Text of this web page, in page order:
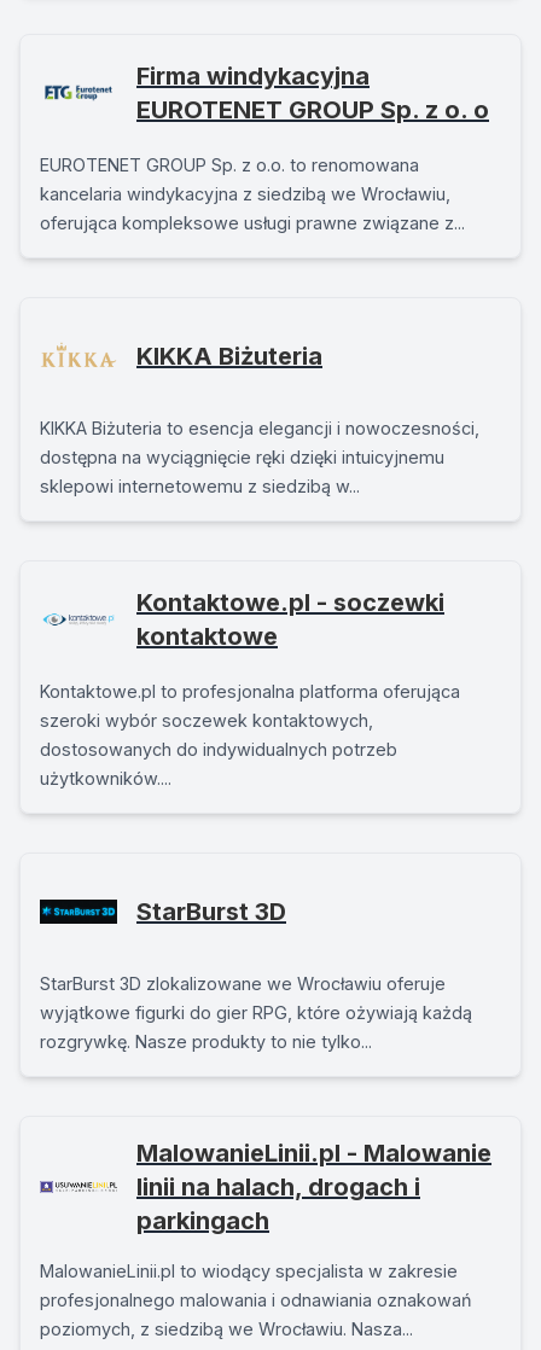
Firma windykacyjna
EUROTENET GROUP Sp. z o. o
EUROTENET GROUP Sp. z o.o. to renomowana
kancelaria windykacyjna z siedzibą we Wrocławiu,
oferująca kompleksowe usługi prawne związane z...
KIKKA Biżuteria
KIKKA Biżuteria to esencja elegancji i nowoczesności,
dostępna na wyciągnięcie ręki dzięki intuicyjnemu
sklepowi internetowemu z siedzibą w...
Kontaktowe.pl - soczewki
kontaktowe
Kontaktowe.pl to profesjonalna platforma oferująca
szeroki wybór soczewek kontaktowych,
dostosowanych do indywidualnych potrzeb
użytkowników....
StarBurst 3D
StarBurst 3D zlokalizowane we Wrocławiu oferuje
wyjątkowe figurki do gier RPG, które ożywiają każdą
rozgrywkę. Nasze produkty to nie tylko...
MalowanieLinii.pl - Malowanie
linii na halach, drogach i
parkingach
MalowanieLinii.pl to wiodący specjalista w zakresie
profesjonalnego malowania i odnawiania oznakowań
poziomych, z siedzibą we Wrocławiu. Nasza...